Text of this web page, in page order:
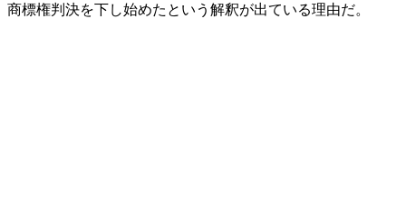
商標権判決を下し始めたという解釈が出ている理由だ。